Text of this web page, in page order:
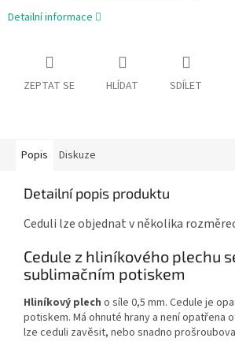
Detailní informace
ZEPTAT SE HLÍDAT SDÍLET
Popis Diskuze
Detailní popis produktu
Ceduli lze objednat v několika
Cedule z hliníkového plechu
sublimačním potiskem
Hliníkový plech o síle 0,5 mm. Cedule je
potiskem. Má ohnuté hrany a není opatřena
lze ceduli zavěsit, nebo snadno